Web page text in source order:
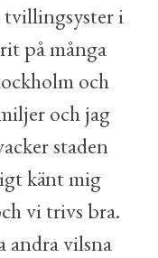
tvillingsyster i
på många
och
och jag
staden
känt mig
vi trivs bra.
andra vilsna